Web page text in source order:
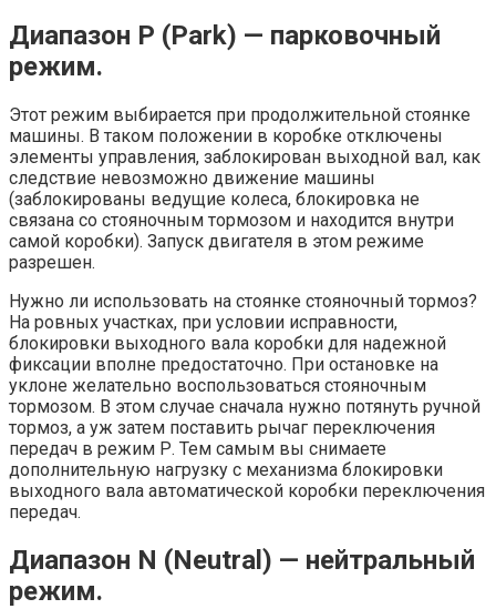
Диапазон Р (Park) — парковочный
режим.
Этот режим выбирается при продолжительной стоянке
машины. В таком положении в коробке отключены
элементы управления, заблокирован выходной вал, как
следствие невозможно движение машины
(заблокированы ведущие колеса, блокировка не
связана со стояночным тормозом и находится внутри
самой коробки). Запуск двигателя в этом режиме
разрешен.
Нужно ли использовать на стоянке стояночный тормоз?
На ровных участках, при условии исправности,
блокировки выходного вала коробки для надежной
фиксации вполне предостаточно. При остановке на
уклоне желательно воспользоваться стояночным
тормозом. В этом случае сначала нужно потянуть ручной
тормоз, а уж затем поставить рычаг переключения
передач в режим Р. Тем самым вы снимаете
дополнительную нагрузку с механизма блокировки
выходного вала автоматической коробки переключения
передач.
Диапазон N (Neutral) — нейтральный
режим.